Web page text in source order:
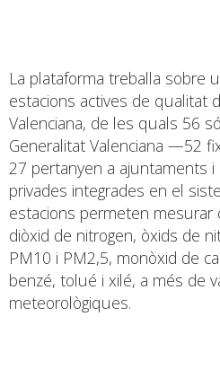
La plataforma treballa sobre
estacions actives de qualitat
Valenciana, de les quals 56
Generalitat Valenciana —52
27 pertanyen a ajuntaments
privades integrades en el
estacions permeten mesurar
diòxid de nitrogen, òxids de
PM10 i PM2,5, monòxid de
benzé, tolué i xilé, a més de
meteorològiques.